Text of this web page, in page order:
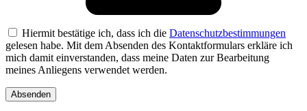
Hiermit bestätige ich, dass ich die Datenschutzbestimmungen
gelesen habe. Mit dem Absenden des Kontaktformulars erkläre ich
mich damit einverstanden, dass meine Daten zur Bearbeitung
meines Anliegens verwendet werden.